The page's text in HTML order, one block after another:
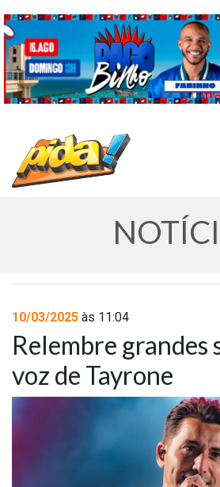
AGENDA
NOTÍCIAS
VÍDEOS
PROMOÇÕES
10/03/2025 às 11:04
Relembre grandes
voz de Tayrone